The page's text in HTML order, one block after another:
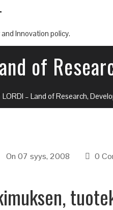
Innovation policy.
of
LORDI – Land of Research,
On 07 syys, 2008 0